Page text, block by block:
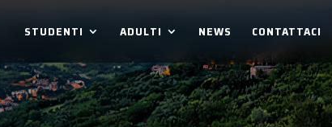
STUDENTI ADULTI NEWS CONTATTACI